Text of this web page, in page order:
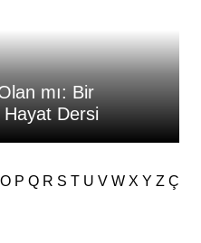
mı: Bir
Hayat Dersi
O P Q R S T U V W X Y Z Ç